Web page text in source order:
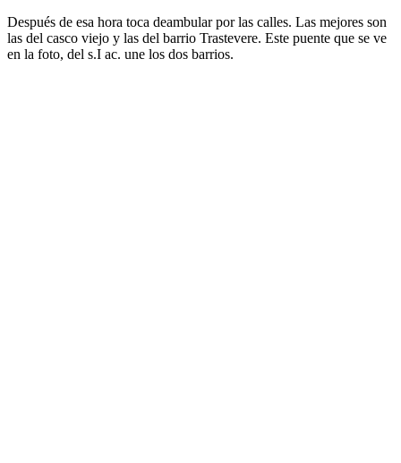
Después de esa hora toca deambular por las calles. Las mejores son
las del casco viejo y las del barrio Trastevere. Este puente que se ve
en la foto, del s.I ac. une los dos barrios.